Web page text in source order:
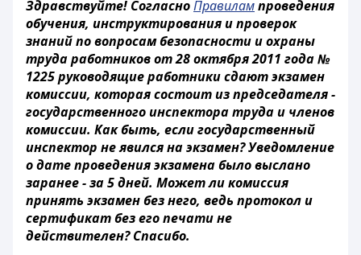
Здравствуйте! СогласноПравилампроведения
обучения, инструктирования и проверок
знаний по вопросам безопасности и охраны
труда работников от 28 октября 2011 года №
1225 руководящие работники сдают экзамен
комиссии, которая состоит из председателя -
государственного инспектора труда и членов
комиссии. Как быть, если государственный
инспектор не явился на экзамен? Уведомление
о дате проведения экзамена было выслано
заранее - за 5 дней. Может ли комиссия
принять экзамен без него, ведь протокол и
сертификат без его печати не
действителен? Спасибо.